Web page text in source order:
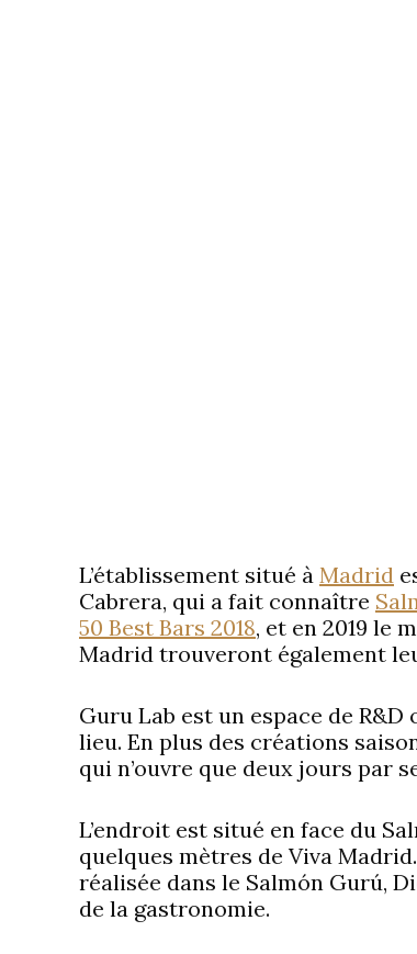
L’établissement situé à Madrid
Cabrera, qui a fait connaître
50 Best Bars 2018, et en 2019 le
Madrid trouveront également
Guru Lab est un espace de
lieu. En plus des créations
qui n’ouvre que deux jours par
L’endroit est situé en face du
quelques mètres de Viva
réalisée dans le Salmón Gurú,
de la gastronomie.